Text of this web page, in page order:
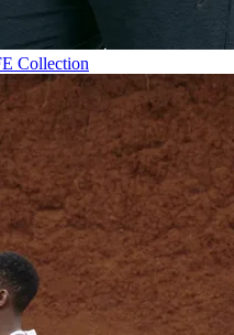
Collection